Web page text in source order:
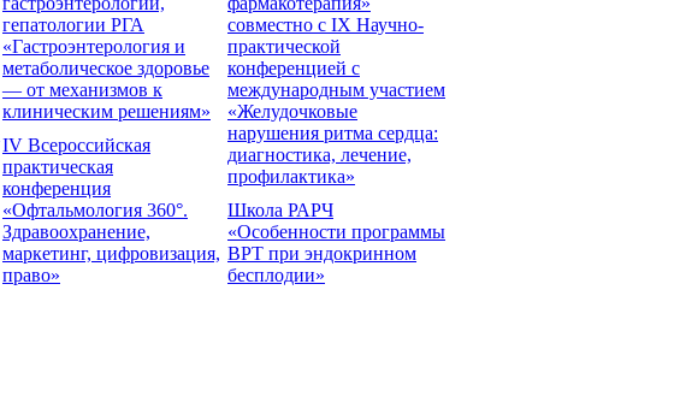
гепатологии РГА
«Гастроэнтерология и
метаболическое здоровье
— от механизмов к
клиническим решениям»
IV Всероссийская
практическая
конференция
«Офтальмология 360°.
Здравоохранение,
маркетинг, цифровизация,
право»
совместно с IX Научно-
практической
конференцией с
международным участием
«Желудочковые
нарушения ритма сердца:
диагностика, лечение,
профилактика»
Школа РАРЧ
«Особенности программы
ВРТ при эндокринном
бесплодии»